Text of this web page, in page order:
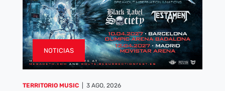
NOTICIAS
TERRITORIO MUSIC 3 AGO, 2026